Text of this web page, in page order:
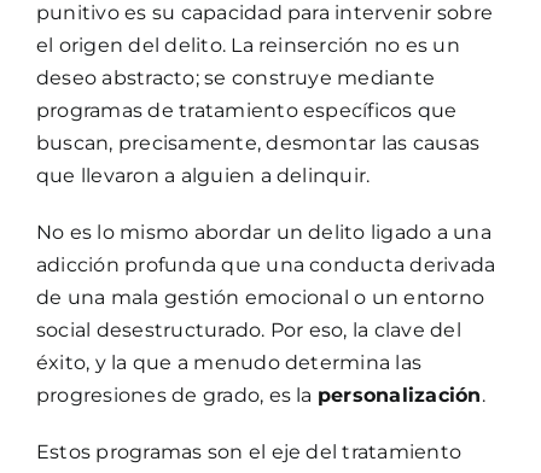
punitivo es su capacidad para intervenir sobre
el origen del delito. La reinserción no es un
deseo abstracto; se construye mediante
programas de tratamiento específicos que
buscan, precisamente, desmontar las causas
que llevaron a alguien a delinquir.
No es lo mismo abordar un delito ligado a una
adicción profunda que una conducta derivada
de una mala gestión emocional o un entorno
social desestructurado. Por eso, la clave del
éxito, y la que a menudo determina las
progresiones de grado, es la personalización.
Estos programas son el eje del tratamiento